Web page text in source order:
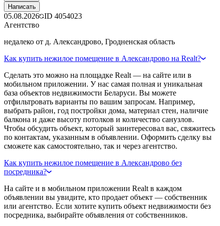
Написать
05.08.2026 ID 4054023
Агентство
недалеко от д. Александрово, Гродненская область
Как купить нежилое помещение в Александрово на Realt?
Сделать это можно на площадке Realt — на сайте или в
мобильном приложении. У нас самая полная и уникальная
база объектов недвижимости Беларуси. Вы можете
отфильтровать варианты по вашим запросам. Например,
выбрать район, год постройки дома, материал стен, наличие
балкона и даже высоту потолков и количество санузлов.
Чтобы обсудить объект, который заинтересовал вас, свяжитесь
по контактам, указанным в объявлении. Оформить сделку вы
сможете как самостоятельно, так и через агентство.
Как купить нежилое помещение в Александрово без
посредника?
На сайте и в мобильном приложении Realt в каждом
объявлении вы увидите, кто продает объект — собственник
или агентство. Если хотите купить объект недвижимости без
посредника, выбирайте объявления от собственников.